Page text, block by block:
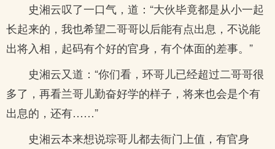
史湘云叹了一口气，道：“大伙毕竟都是从小一起
长起来的，我也希望二哥哥以后能有点出息，不说能
出将入相，起码有个好的官身，有个体面的差事。”
史湘云又道：“你们看，环哥儿已经超过二哥哥很
多了，再看兰哥儿勤奋好学的样子，将来也会是个有
出息的，还有……”
史湘云本来想说琮哥儿都去衙门上值，有官身